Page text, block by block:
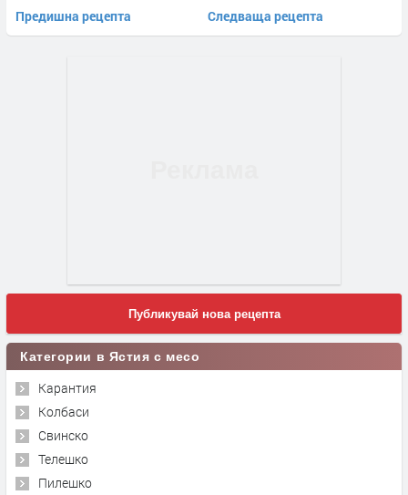
Предишна рецепта Следваща рецепта
Публикувай нова рецепта
Категории в Ястия с месо
Карантия
Колбаси
Свинско
Телешко
Пилешко